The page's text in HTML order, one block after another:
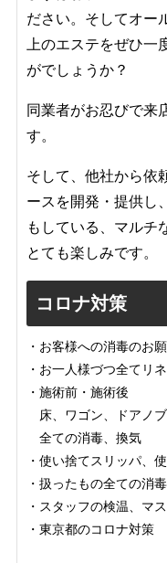
ださい。そしてオー
上のエステをぜひ
がでしょうか？
同業者がお忍びで来
す。
そして、他社から依
ースを開発・提供し
もしている、マルチ
とても楽しみです。
コロナ対策
・お客様への消毒のお
・お一人様づつ全てリ
・施術前・施術後
床、ワゴン、ドアノ
全ての消毒、換気
・使い捨てスリッパ、
・扱ったもの全ての消
・スタッフの検温、マ
・東京都のコロナ対策